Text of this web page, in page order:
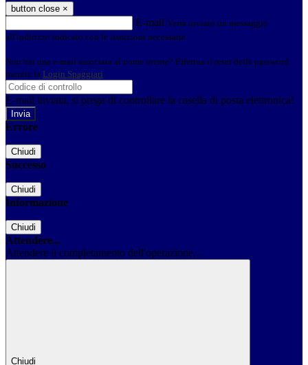
button close ×
E-mail Verrà inviato un messaggio
all'indirizzo indicato con le istruzioni necessarie.
Non hai una e-mail associata al nome utente? Effettua il reset della password
tramite la Login Spaggiari
E-mail inviata, si prega di controllare la casella di posta elettronica!
Errore
Chiudi
Successo
Chiudi
Informazione
Chiudi
Attendere...
Attendere il completamento dell'operazione...
Chiudi